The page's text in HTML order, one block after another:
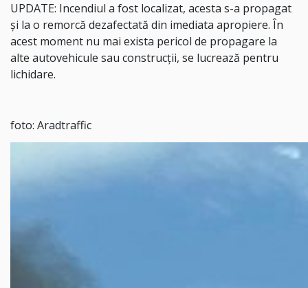
UPDATE: Incendiul a fost localizat, acesta s-a propagat
și la o remorcă dezafectată din imediata apropiere. În
acest moment nu mai exista pericol de propagare la
alte autovehicule sau construcții, se lucrează pentru
lichidare.
foto: Aradtraffic